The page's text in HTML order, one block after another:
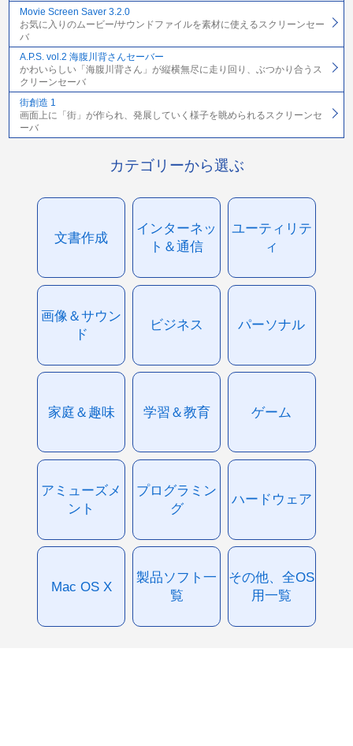
Movie Screen Saver 3.2.0
お気に入りのムービー/サウンドファイルを素材に使えるスクリーンセー
バ
A.P.S. vol.2 海腹川背さんセーバー
かわいらしい「海腹川背さん」が縦横無尽に走り回り、ぶつかり合うス
クリーンセーバ
街創造 1
画面上に「街」が作られ、発展していく様子を眺められるスクリーンセ
ーバ
カテゴリーから選ぶ
文書作成
インターネッ
ト＆通信
ユーティリテ
ィ
画像＆サウン
ド
ビジネス パーソナル
家庭＆趣味 学習＆教育 ゲーム
アミューズメ
ント
プログラミン
グ
ハードウェア
Mac OS X
製品ソフト一
覧
その他、全OS
用一覧